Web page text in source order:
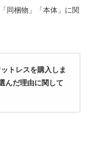
同梱物」「本体」に関
トレスを購入しま
んだ理由に関して